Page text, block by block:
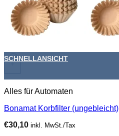
+
SCHNELLANSICHT
Alles für Automaten
Bonamat Korbfilter (ungebleicht)
€30,10 inkl. MwSt./Tax